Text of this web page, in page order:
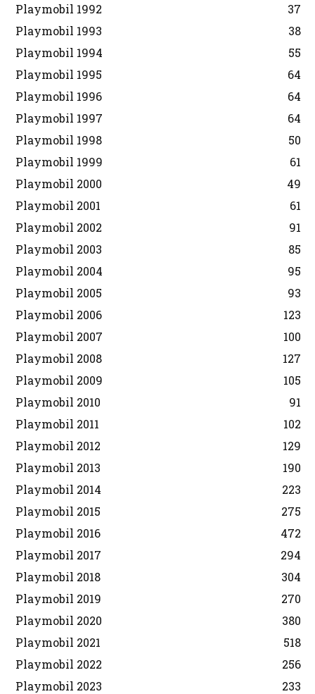
Playmobil 1992
37
Playmobil 1993
38
Playmobil 1994
55
Playmobil 1995
64
Playmobil 1996
64
Playmobil 1997
64
Playmobil 1998
50
Playmobil 1999
61
Playmobil 2000
49
Playmobil 2001
61
Playmobil 2002
91
Playmobil 2003
85
Playmobil 2004
95
Playmobil 2005
93
Playmobil 2006
123
Playmobil 2007
100
Playmobil 2008
127
Playmobil 2009
105
Playmobil 2010
91
Playmobil 2011
102
Playmobil 2012
129
Playmobil 2013
190
Playmobil 2014
223
Playmobil 2015
275
Playmobil 2016
472
Playmobil 2017
294
Playmobil 2018
304
Playmobil 2019
270
Playmobil 2020
380
Playmobil 2021
518
Playmobil 2022
256
Playmobil 2023
233